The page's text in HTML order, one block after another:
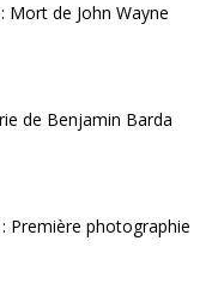
Mort de John Wayne
de Benjamin Barda
Première photographie